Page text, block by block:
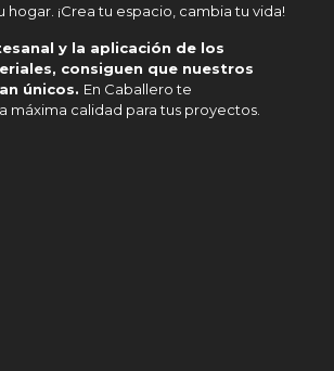
hogar. ¡Crea tu espacio, cambia tu vida!
y la aplicación de los
consiguen que nuestros
únicos. En Caballero te
máxima calidad para tus proyectos.